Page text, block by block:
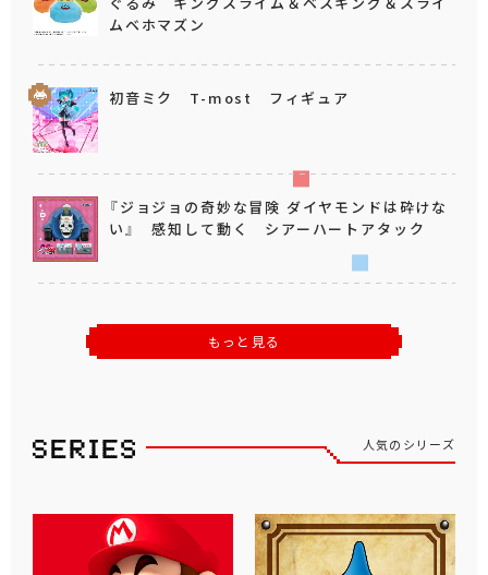
ムベホマズン
初音ミク T-most フィギュア
『ジョジョの奇妙な冒険 ダイヤモンドは砕けな
い』 感知して動く シアーハートアタック
もっと見る
人気のシリーズ